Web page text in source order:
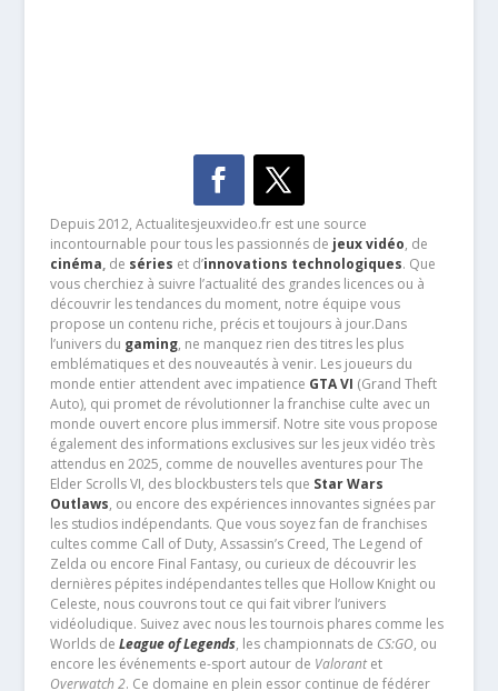
Depuis 2012, Actualitesjeuxvideo.fr est une source
incontournable pour tous les passionnés de jeux vidéo, de
cinéma,de séries et d’innovations technologiques. Que
vous cherchiez à suivre l’actualité des grandes licences ou à
découvrir les tendances du moment, notre équipe vous
propose un contenu riche, précis et toujours à jour.Dans
l’univers du gaming, ne manquez rien des titres les plus
emblématiques et des nouveautés à venir. Les joueurs du
monde entier attendent avec impatience GTA VI (Grand Theft
Auto), qui promet de révolutionner la franchise culte avec un
monde ouvert encore plus immersif. Notre site vous propose
également des informations exclusives sur les jeux vidéo très
attendus en 2025, comme de nouvelles aventures pour The
Elder Scrolls VI, des blockbusters tels que Star Wars
Outlaws, ou encore des expériences innovantes signées par
les studios indépendants. Que vous soyez fan de franchises
cultes comme Call of Duty, Assassin’s Creed, The Legend of
Zelda ou encore Final Fantasy, ou curieux de découvrir les
dernières pépites indépendantes telles que Hollow Knight ou
Celeste, nous couvrons tout ce qui fait vibrer l’univers
vidéoludique. Suivez avec nous les tournois phares comme les
Worlds de League of Legends, les championnats de CS:GO, ou
encore les événements e-sport autour de Valorantet
Overwatch 2. Ce domaine en plein essor continue de fédérer